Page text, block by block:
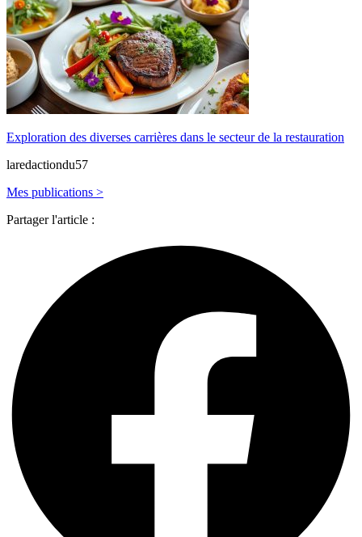
Exploration des diverses carrières dans le secteur de la restauration
laredactiondu57
Mes publications >
Partager l'article :